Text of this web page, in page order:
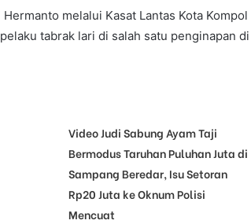
melalui Kasat Lantas Kota Kompol
tabrak lari di salah satu penginapan di
Video Judi Sabung Ayam Taji
Bermodus Taruhan Puluhan Juta di
Sampang Beredar, Isu Setoran
Rp20 Juta ke Oknum Polisi
Mencuat